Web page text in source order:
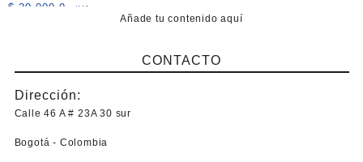
$ 20.000,0 +IVA
Añade tu contenido aquí
CONTACTO
Dirección:
Calle 46 A # 23A 30 sur
Bogotá - Colombia